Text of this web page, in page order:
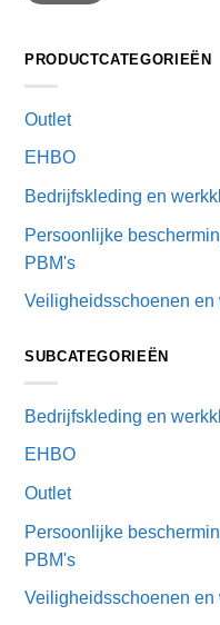
PRODUCTCATEGORIEËN
Outlet
EHBO
Bedrijfskleding en
Persoonlijke
PBM's
Veiligheidsschoenen en
SUBCATEGORIEËN
Bedrijfskleding en
EHBO
Outlet
Persoonlijke
PBM's
Veiligheidsschoenen en